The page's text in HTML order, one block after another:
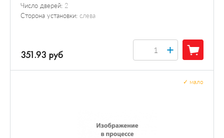
Число дверей: 2
Сторона установки: слева
351.93 руб +
мало